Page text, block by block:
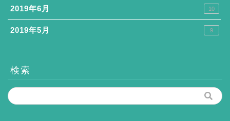
2019年6月 10
2019年5月 9
検索